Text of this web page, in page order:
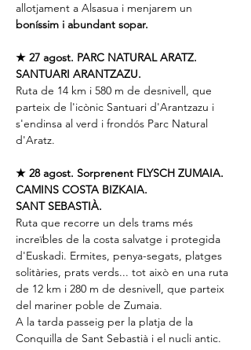
allotjament a Alsasua i menjarem un
boníssim i abundant sopar.
★ 27 agost. PARC NATURAL ARATZ.
SANTUARI ARANTZAZU.
Ruta de 14 km i 580 m de desnivell, que
parteix de l'icònic Santuari d'Arantzazu i
s'endinsa al verd i frondós Parc Natural
d'Aratz.
★ 28 agost. Sorprenent FLYSCH ZUMAIA.
CAMINS COSTA BIZKAIA.
SANT SEBASTIÀ.
Ruta que recorre un dels trams més
increïbles de la costa salvatge i protegida
d'Euskadi. Ermites, penya-segats, platges
solitàries, prats verds... tot això en una ruta
de 12 km i 280 m de desnivell, que parteix
del mariner poble de Zumaia.
A la tarda passeig per la platja de la
Conquilla de Sant Sebastià i el nucli antic.